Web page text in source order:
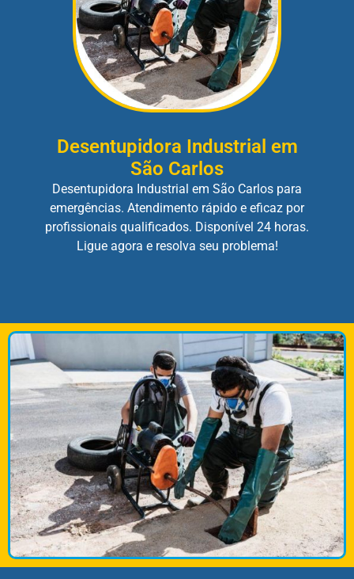
Desentupidora Industrial em
São Carlos
Desentupidora Industrial em São Carlos para
emergências. Atendimento rápido e eficaz por
profissionais qualificados. Disponível 24 horas.
Ligue agora e resolva seu problema!